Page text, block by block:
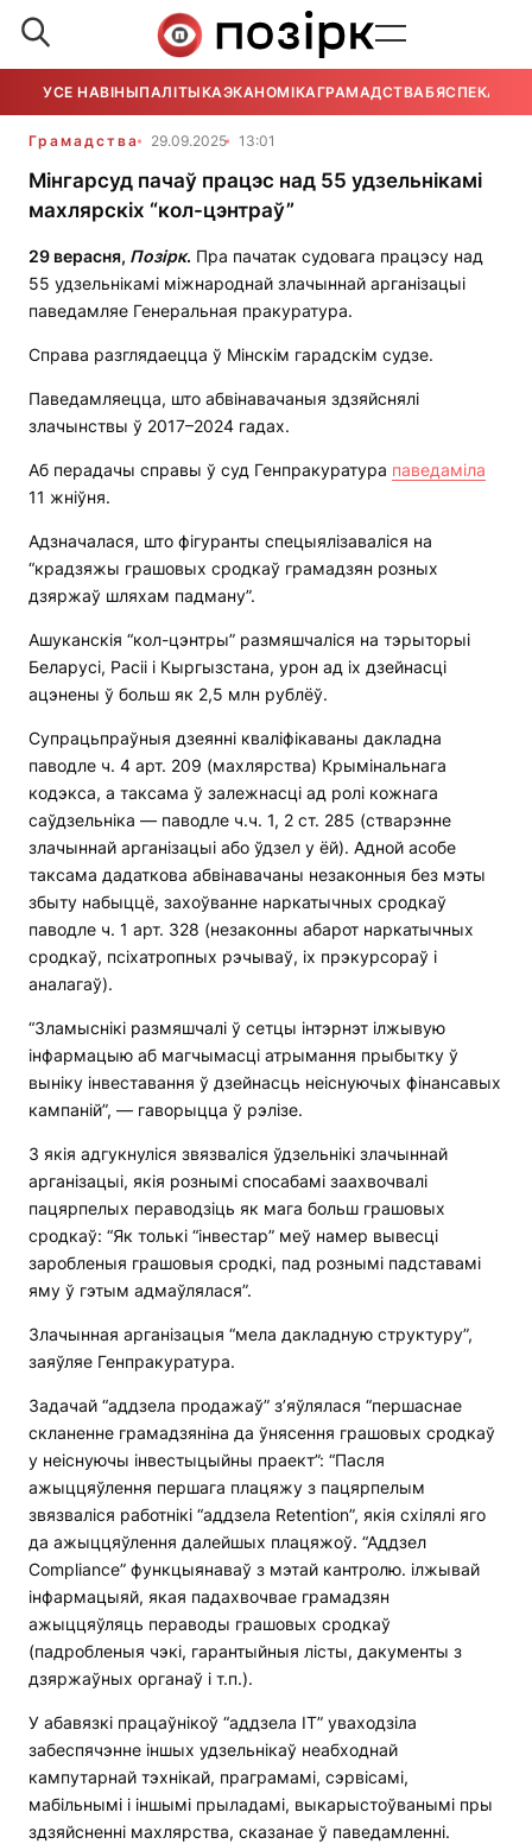
УСЕ НАВІНЫПАЛІТЫКАЭКАНОМІКАГРАМАДСТВАБЯСПЕКА
Грамадства 29.09.2025 13:01
Мінгарсуд пачаў працэс над 55 удзельнікамі
махлярскіх “кол-цэнтраў”
29 верасня, Позірк. Пра пачатак судовага працэсу над
55 удзельнікамі міжнароднай злачыннай арганізацыі
паведамляе Генеральная пракуратура.
Справа разглядаецца ў Мінскім гарадскім судзе.
Паведамляецца, што абвінавачаныя здзяйснялі
злачынствы ў 2017–2024 гадах.
Аб перадачы справы ў суд Генпракуратура паведаміла
11 жніўня.
Адзначалася, што фігуранты спецыялізаваліся на
“крадзяжы грашовых сродкаў грамадзян розных
дзяржаў шляхам падману”.
Ашуканскія “кол-цэнтры” размяшчаліся на тэрыторыі
Беларусі, Расіі і Кыргызстана, урон ад іх дзейнасці
ацэнены ў больш як 2,5 млн рублёў.
Супрацьпраўныя дзеянні кваліфікаваны дакладна
паводле ч. 4 арт. 209 (махлярства) Крымінальнага
кодэкса, а таксама ў залежнасці ад ролі кожнага
саўдзельніка — паводле ч.ч. 1, 2 ст. 285 (стварэнне
злачыннай арганізацыі або ўдзел у ёй). Адной асобе
таксама дадаткова абвінавачаны незаконныя без мэты
збыту набыццё, захоўванне наркатычных сродкаў
паводле ч. 1 арт. 328 (незаконны абарот наркатычных
сродкаў, псіхатропных рэчываў, іх прэкурсораў і
аналагаў).
“Зламыснікі размяшчалі ў сетцы інтэрнэт ілжывую
інфармацыю аб магчымасці атрымання прыбытку ў
выніку інвеставання ў дзейнасць неіснуючых фінансавых
кампаній”, — гаворыцца ў рэлізе.
З якія адгукнуліся звязваліся ўдзельнікі злачыннай
арганізацыі, якія рознымі спосабамі заахвочвалі
пацярпелых пераводзіць як мага больш грашовых
сродкаў: “Як толькі “інвестар” меў намер вывесці
заробленыя грашовыя сродкі, пад рознымі падставамі
яму ў гэтым адмаўлялася”.
Злачынная арганізацыя “мела дакладную структуру”,
заяўляе Генпракуратура.
Задачай “аддзела продажаў” з’яўлялася “першаснае
скланенне грамадзяніна да ўнясення грашовых сродкаў
у неіснуючы інвестыцыйны праект”: “Пасля
ажыццяўлення першага плацяжу з пацярпелым
звязваліся работнікі “аддзела Retention”, якія схілялі яго
да ажыццяўлення далейшых плацяжоў. “Аддзел
Compliance” функцыянаваў з мэтай кантролю. ілжывай
інфармацыяй, якая падахвочвае грамадзян
ажыццяўляць пераводы грашовых сродкаў
(падробленыя чэкі, гарантыйныя лісты, дакументы з
дзяржаўных органаў і т.п.).
У абавязкі працаўнікоў “аддзела ІТ” уваходзіла
забеспячэнне іншых удзельнікаў неабходнай
кампутарнай тэхнікай, праграмамі, сэрвісамі,
мабільнымі і іншымі прыладамі, выкарыстоўванымі пры
здзяйсненні махлярства, сказанае ў паведамленні.